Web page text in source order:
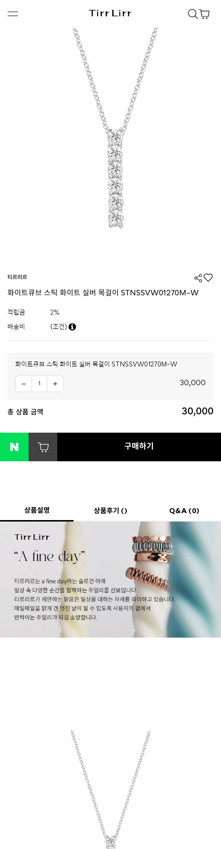
티르리르
화이트큐브 스틱 화이트 실버 목걸이 STNSSVW01270M-W
적립금 2%
배송비 (조건)
화이트큐브 스틱 화이트 실버 목걸이 STNSSVW01270M-W
30,000
총 상품 금액 30,000
구매하기
상품설명 상품후기 () Q&A (0)